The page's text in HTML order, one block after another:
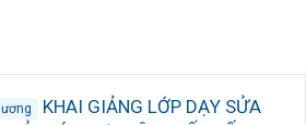
KHAI GIẢNG LỚP DẠY SỬA